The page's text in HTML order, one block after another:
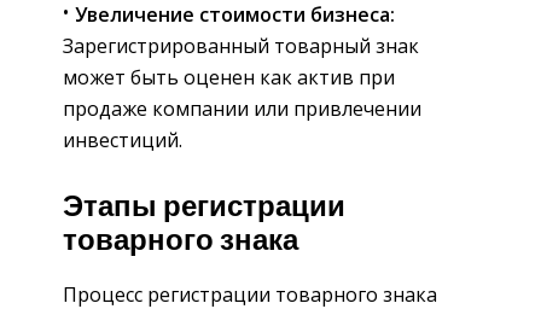
Увеличение стоимости бизнеса:
Зарегистрированный товарный знак
может быть оценен как актив при
продаже компании или привлечении
инвестиций.
Этапы регистрации
товарного знака
Процесс регистрации товарного знака